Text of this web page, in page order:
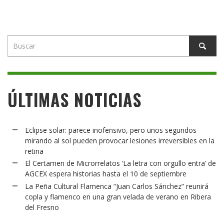
ÚLTIMAS NOTICIAS
Eclipse solar: parece inofensivo, pero unos segundos
mirando al sol pueden provocar lesiones irreversibles en la
retina
El Certamen de Microrrelatos ‘La letra con orgullo entra’ de
AGCEX espera historias hasta el 10 de septiembre
La Peña Cultural Flamenca “Juan Carlos Sánchez” reunirá
copla y flamenco en una gran velada de verano en Ribera
del Fresno